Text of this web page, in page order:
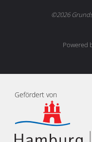
©2026
Powered
Gefördert von